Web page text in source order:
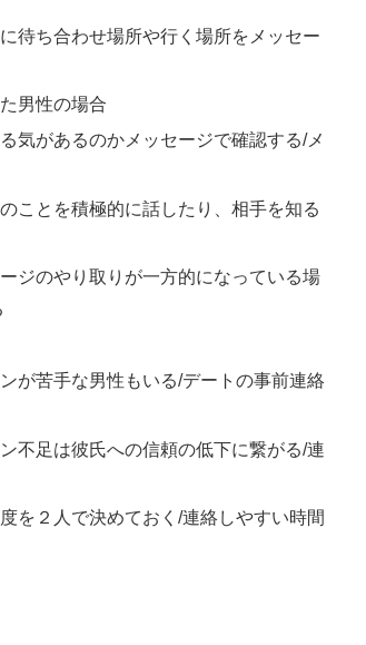
待ち合わせ場所や行く場所をメッセー
男性の場合
気があるのかメッセージで確認する/メ
ことを積極的に話したり、相手を知る
ジのやり取りが一方的になっている場
が苦手な男性もいる/デートの事前連絡
不足は彼氏への信頼の低下に繋がる/連
を２人で決めておく/連絡しやすい時間